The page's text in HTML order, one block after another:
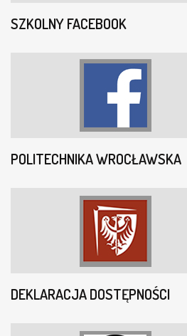
SZKOLNY FACEBOOK
POLITECHNIKA WROCŁAWSKA
DEKLARACJA DOSTĘPNOŚCI